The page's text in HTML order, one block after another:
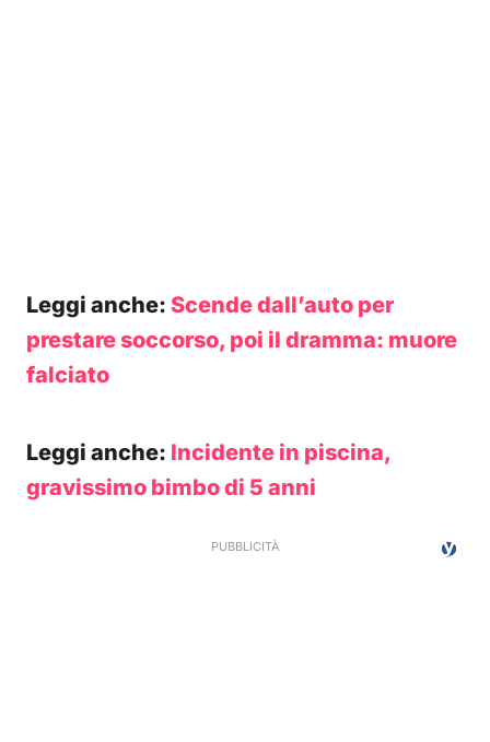
Leggi anche: Scende dall’auto per
prestare soccorso, poi il dramma: muore
falciato
Leggi anche: Incidente in piscina,
gravissimo bimbo di 5 anni